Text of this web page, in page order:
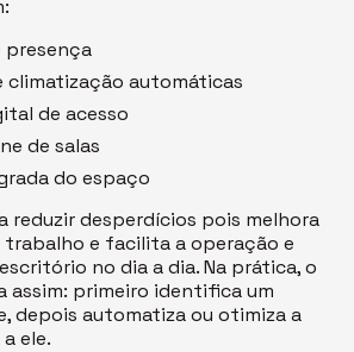
presença
climatização automáticas
de acesso
de salas
do espaço
reduzir desperdícios pois melhora
trabalho e facilita a operação e
no dia a dia. Na prática, o
assim: primeiro identifica um
depois automatiza ou otimiza a
ele.